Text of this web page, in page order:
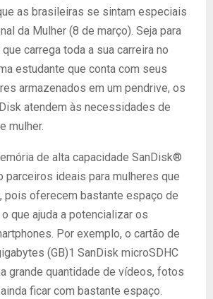
as brasileiras se sintam especiais
da Mulher (8 de março). Seja para
carrega toda a sua carreira no
estudante que conta com seus
armazenados em um pendrive, os
atendem às necessidades de
mulher.
de alta capacidade SanDisk®
parceiros ideais para mulheres que
pois oferecem bastante espaço de
que ajuda a potencializar os
Por exemplo, o cartão de
(GB)1 SanDisk microSDHC
grande quantidade de vídeos, fotos
ficar com bastante espaço.